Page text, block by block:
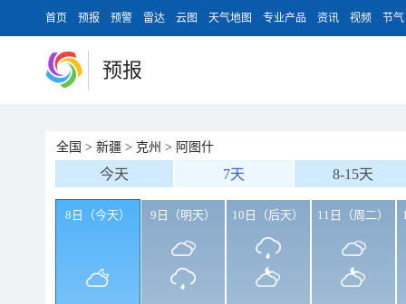
首页 预报 预警 雷达 云图 天气地图 专业产品 资讯 视频 节气
预报
全国 > 新疆 > 克州 > 阿图什
今天 7天 8-15天
8日（今天） 9日（明天） 10日（后天） 11日（周二）